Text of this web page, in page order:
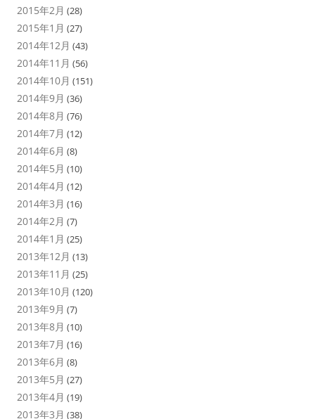
2015年2月 (28)
2015年1月 (27)
2014年12月 (43)
2014年11月 (56)
2014年10月 (151)
2014年9月 (36)
2014年8月 (76)
2014年7月 (12)
2014年6月 (8)
2014年5月 (10)
2014年4月 (12)
2014年3月 (16)
2014年2月 (7)
2014年1月 (25)
2013年12月 (13)
2013年11月 (25)
2013年10月 (120)
2013年9月 (7)
2013年8月 (10)
2013年7月 (16)
2013年6月 (8)
2013年5月 (27)
2013年4月 (19)
2013年3月 (38)